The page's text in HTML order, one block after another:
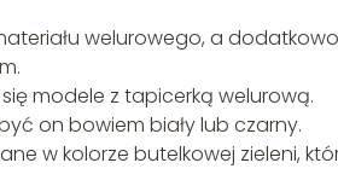
welurowego, a dodatkowo
modele z tapicerką welurową.
on bowiem biały lub czarny.
w kolorze butelkowej zieleni,